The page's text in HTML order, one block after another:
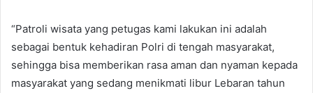
“Patroli wisata yang petugas kami lakukan ini adalah
sebagai bentuk kehadiran Polri di tengah masyarakat,
sehingga bisa memberikan rasa aman dan nyaman kepada
masyarakat yang sedang menikmati libur Lebaran tahun